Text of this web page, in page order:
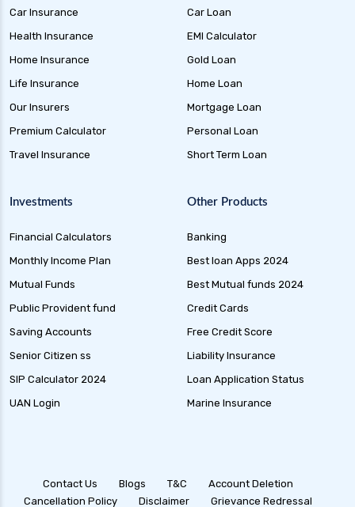
Car Insurance
Health Insurance
Home Insurance
Life Insurance
Our Insurers
Premium Calculator
Travel Insurance
Car Loan
EMI Calculator
Gold Loan
Home Loan
Mortgage Loan
Personal Loan
Short Term Loan
Investments
Financial Calculators
Monthly Income Plan
Mutual Funds
Public Provident fund
Saving Accounts
Senior Citizen ss
SIP Calculator 2024
UAN Login
Other Products
Banking
Best loan Apps 2024
Best Mutual funds 2024
Credit Cards
Free Credit Score
Liability Insurance
Loan Application Status
Marine Insurance
Contact Us Blogs T&C
Account Deletion
Cancellation Policy
Disclaimer
Grievance Redressal